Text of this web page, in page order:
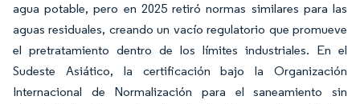
agua potable, pero en 2025 retiró normas similares para las
aguas residuales, creando un vacío regulatorio que promueve
el pretratamiento dentro de los límites industriales. En el
Sudeste Asiático, la certificación bajo la Organización
Internacional de Normalización para el saneamiento sin